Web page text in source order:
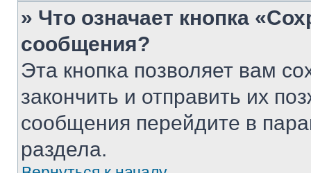
» Что означает кнопка
сообщения?
Эта кнопка позволяет вам
закончить и отправить их
сообщения перейдите в
раздела.